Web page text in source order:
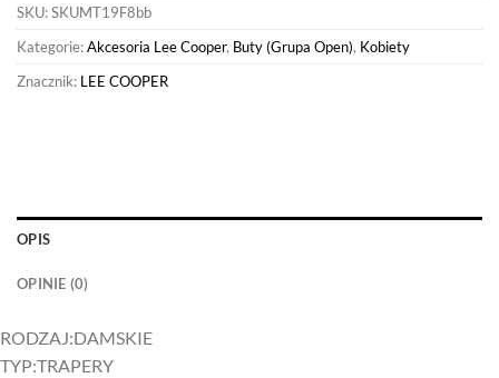
SKU:SKUMT19F8bb
Kategorie:Akcesoria Lee Cooper, Buty (Grupa Open), Kobiety
Znacznik: LEE COOPER
OPIS
OPINIE (0)
RODZAJ:DAMSKIE
TYP:TRAPERY